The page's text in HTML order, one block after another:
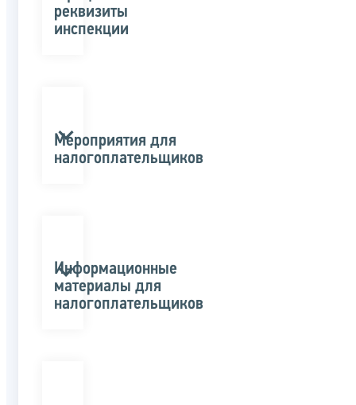
реквизиты
инспекции
Мероприятия для
налогоплательщиков
Информационные
материалы для
налогоплательщиков